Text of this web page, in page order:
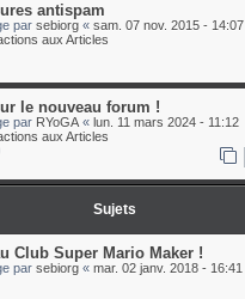
antispam
par sebiorg « sam. 07 nov. 2015 - 14:07
aux Articles
le nouveau forum !
par RYoGA « lun. 11 mars 2024 - 11:12
aux Articles
Sujets
Club Super Mario Maker !
par sebiorg « mar. 02 janv. 2018 - 16:41